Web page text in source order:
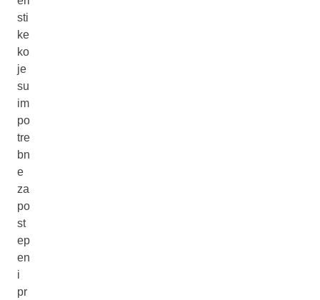
sti
ke
ko
je
su
im
po
tre
bn
e
za
po
st
ep
en
i
pr